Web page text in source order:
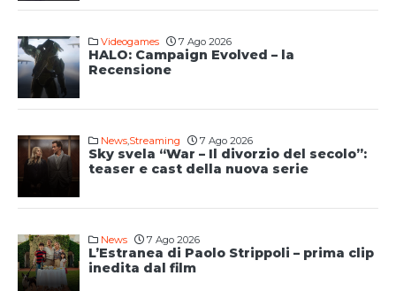
Videogames 7 Ago 2026
HALO: Campaign Evolved – la
Recensione
News,Streaming 7 Ago 2026
Sky svela “War – Il divorzio del secolo”:
teaser e cast della nuova serie
News 7 Ago 2026
L’Estranea di Paolo Strippoli – prima clip
inedita dal film